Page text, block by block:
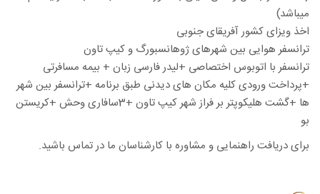
میباشد)
اخذ ویزای کشور آفریقای جنوبی
ترانسفر هوایی بین شهرهای ژوهانسبورگ و کیپ تاون
ترانسفر با اتوبوس اختصاصی +لیدر فارسی زبان + بیمه مسافرتی
+پرداخت ورودی کلیه مکان های دیدنی طبق برنامه +ترانسفر بین شهر
ها +گشت هلیکوپتر بر فراز شهر کیپ تاون +3سافاری وحش +کریستن
بو
برای دریافت راهنمایی و مشاوره با کارشناسان ما در تماس باشید.